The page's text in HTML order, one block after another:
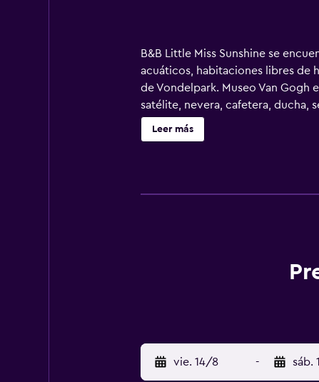
B&B Little Miss Sunshine se
acuáticos, habitaciones libres de
de Vondelpark. Museo Van Gogh
satélite, nevera, cafetera, ducha,
de cama. La clientela puede
está a 32 km del alojamiento, y
Leer más
vie. 14/8 - sáb.